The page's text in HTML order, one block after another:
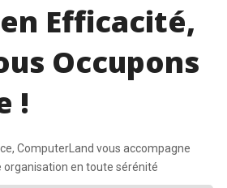
Efficacité,
Occupons
!
ComputerLand vous accompagne
en toute sérénité